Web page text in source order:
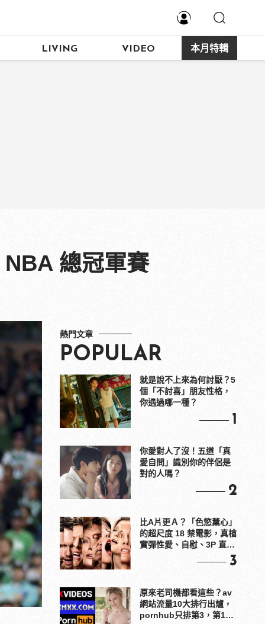
LIVING VIDEO 本月特輯
總冠軍賽
熱門文章
POPULAR
就是說不上來為何討厭？5
個「不討喜」朋友性格，
你遇過哪一種？
1
你愛對人了沒！五道「真
愛自問」識別你的伴侶是
對的人嗎？
2
比A片更Ａ？「色慾薰心」
的超尺度 18 禁電影，真槍
實彈性愛、自慰、3P 直接
3
原來老司機都看這些？av
網站流量10大排行出爐，
pornhub只排第3，第1名